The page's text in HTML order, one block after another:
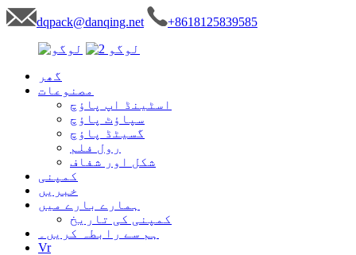
dqpack@danqing.net +8618125839585
گھر
مصنوعات
اسٹینڈ اپ پاؤچ
سپاؤٹ پاؤچ
گسیٹڈ پاؤچ
رول فلم
شکل اور شفاف
کمپنی
خبریں
ہمارے بارے میں
کمپنی کی تاریخ
ہم سے رابطہ کریں۔
Vr